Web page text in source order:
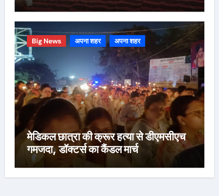
Big News अपना शहर अपना शहर
मेडिकल छात्रा की क्रूर हत्या से डीएमसीएच
गमजदा, डॉक्टर्स का कैंडल मार्च